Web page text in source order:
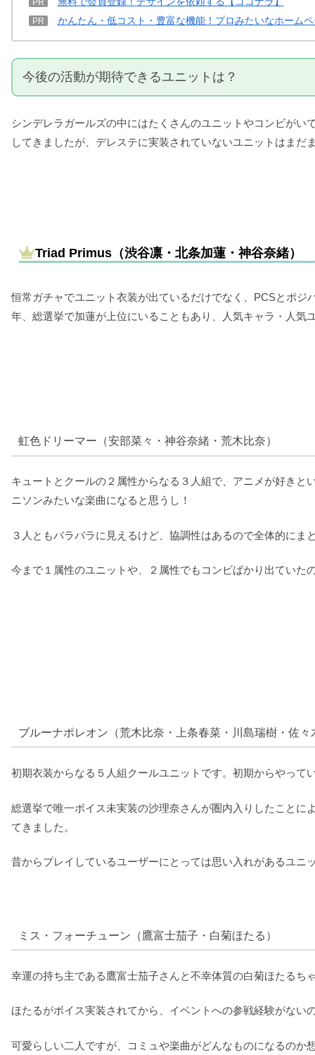
PR
PR かんたん・低コスト・豊富な機能！プロみたいなホーム
今後の活動が期待できるユニットは？
シンデレラガールズの中にはたくさんのユニットやコンビが
してきましたが、デレステに実装されていないユニットはまだ
Triad Primus（渋谷凛・北条加蓮・神谷奈緒）
恒常ガチャでユニット衣装が出ているだけでなく、PCSとポ
年、総選挙で加蓮が上位にいることもあり、人気キャラ・人
虹色ドリーマー（安部菜々・神谷奈緒・荒木比奈）
キュートとクールの２属性からなる３人組で、アニメが好き
ニソンみたいな楽曲になると思うし！
３人ともバラバラに見えるけど、協調性はあるので全体的に
今まで１属性のユニットや、２属性でもコンビばかり出てい
ブルーナポレオン（荒木比奈・上条春菜・川島瑞樹・佐
初期衣装からなる５人組クールユニットです。初期からやっ
総選挙で唯一ボイス未実装の沙理奈さんが圏内入りしたこと
てきました。
昔からプレイしているユーザーにとっては思い入れがあるユ
ミス・フォーチューン（鷹富士茄子・白菊ほたる）
幸運の持ち主である鷹富士茄子さんと不幸体質の白菊ほたるち
ほたるがボイス実装されてから、イベントへの参戦経験がな
可愛らしい二人ですが、コミュや楽曲がどんなものになるの